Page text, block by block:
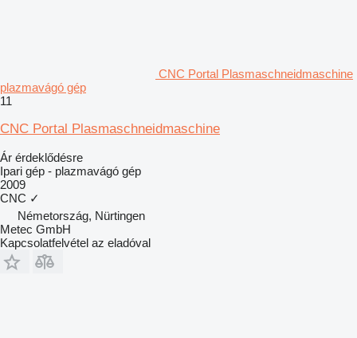
CNC Portal Plasmaschneidmaschine
plazmavágó gép
11
CNC Portal Plasmaschneidmaschine
Ár érdeklődésre
Ipari gép - plazmavágó gép
2009
CNC ✓
Németország, Nürtingen
Metec GmbH
Kapcsolatfelvétel az eladóval